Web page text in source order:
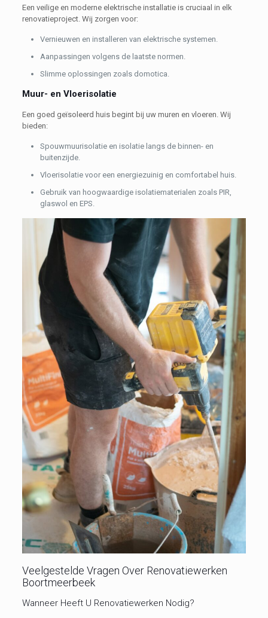
Een veilige en moderne elektrische installatie is cruciaal in elk
renovatieproject. Wij zorgen voor:
Vernieuwen en installeren van elektrische systemen.
Aanpassingen volgens de laatste normen.
Slimme oplossingen zoals domotica.
Muur- en Vloerisolatie
Een goed geïsoleerd huis begint bij uw muren en vloeren. Wij
bieden:
Spouwmuurisolatie en isolatie langs de binnen- en
buitenzijde.
Vloerisolatie voor een energiezuinig en comfortabel huis.
Gebruik van hoogwaardige isolatiematerialen zoals PIR,
glaswol en EPS.
Veelgestelde Vragen Over Renovatiewerken
Boortmeerbeek
Wanneer Heeft U Renovatiewerken Nodig?